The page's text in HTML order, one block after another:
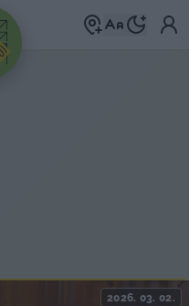
2026. 03. 02.